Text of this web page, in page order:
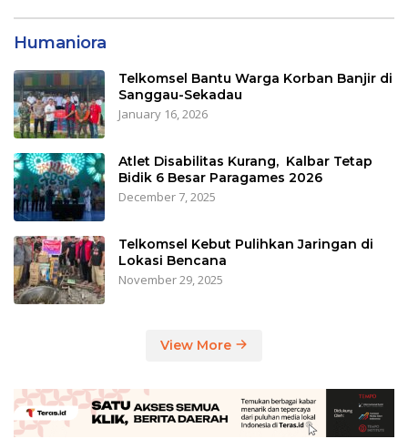
Humaniora
Telkomsel Bantu Warga Korban Banjir di
Sanggau-Sekadau
January 16, 2026
Atlet Disabilitas Kurang, Kalbar Tetap
Bidik 6 Besar Paragames 2026
December 7, 2025
Telkomsel Kebut Pulihkan Jaringan di
Lokasi Bencana
November 29, 2025
View More